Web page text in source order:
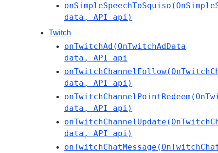
data, API api)
Twitch
onTwitchAd(OnTwitchAdData
data, API api
data, API api)
data, API api)
data, API api)